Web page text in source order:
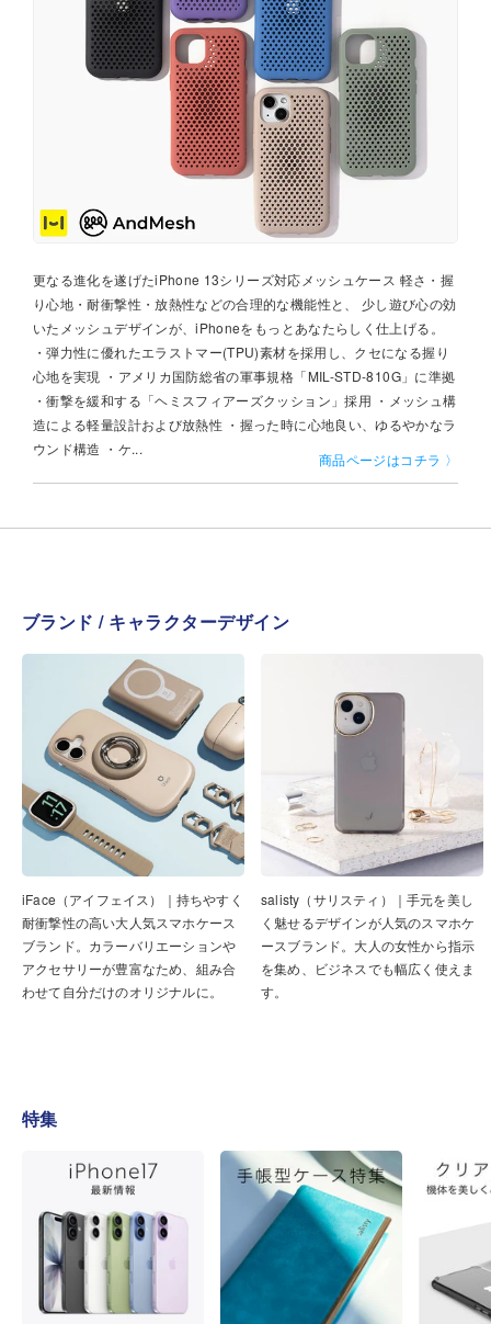
更なる進化を遂げたiPhone 13シリーズ対応メッシュケース 軽さ・握
り心地・耐衝撃性・放熱性などの合理的な機能性と、 少し遊び心の効
いたメッシュデザインが、iPhoneをもっとあなたらしく仕上げる。
・弾力性に優れたエラストマー(TPU)素材を採用し、クセになる握り
心地を実現 ・アメリカ国防総省の軍事規格「MIL-STD-810G」に準拠
・衝撃を緩和する「ヘミスフィアーズクッション」採用 ・メッシュ構
造による軽量設計および放熱性 ・握った時に心地良い、ゆるやかなラ
ウンド構造 ・ケ...
商品ページはコチラ 〉
ブランド / キャラクターデザイン
iFace（アイフェイス）｜持ちやすく
耐衝撃性の高い大人気スマホケース
ブランド。カラーバリエーションや
アクセサリーが豊富なため、組み合
わせて自分だけのオリジナルに。
salisty（サリスティ）｜手元を美し
く魅せるデザインが人気のスマホケ
ースブランド。大人の女性から指示
を集め、ビジネスでも幅広く使えま
す。
特集